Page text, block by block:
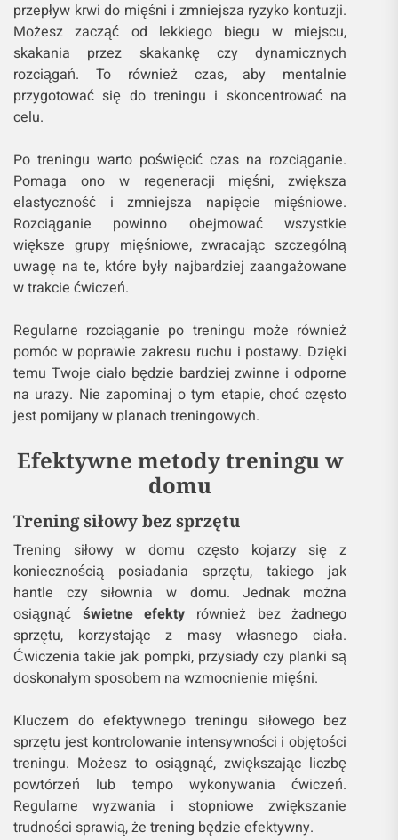
przepływ krwi do mięśni i zmniejsza ryzyko kontuzji.
Możesz zacząć od lekkiego biegu w miejscu,
skakania przez skakankę czy dynamicznych
rozciągań. To również czas, aby mentalnie
przygotować się do treningu i skoncentrować na
celu.
Po treningu warto poświęcić czas na rozciąganie.
Pomaga ono w regeneracji mięśni, zwiększa
elastyczność i zmniejsza napięcie mięśniowe.
Rozciąganie powinno obejmować wszystkie
większe grupy mięśniowe, zwracając szczególną
uwagę na te, które były najbardziej zaangażowane
w trakcie ćwiczeń.
Regularne rozciąganie po treningu może również
pomóc w poprawie zakresu ruchu i postawy. Dzięki
temu Twoje ciało będzie bardziej zwinne i odporne
na urazy. Nie zapominaj o tym etapie, choć często
jest pomijany w planach treningowych.
Efektywne metody treningu w
domu
Trening siłowy bez sprzętu
Trening siłowy w domu często kojarzy się z
koniecznością posiadania sprzętu, takiego jak
hantle czy siłownia w domu. Jednak można
osiągnąć świetne efekty również bez żadnego
sprzętu, korzystając z masy własnego ciała.
Ćwiczenia takie jak pompki, przysiady czy planki są
doskonałym sposobem na wzmocnienie mięśni.
Kluczem do efektywnego treningu siłowego bez
sprzętu jest kontrolowanie intensywności i objętości
treningu. Możesz to osiągnąć, zwiększając liczbę
powtórzeń lub tempo wykonywania ćwiczeń.
Regularne wyzwania i stopniowe zwiększanie
trudności sprawią, że trening będzie efektywny.